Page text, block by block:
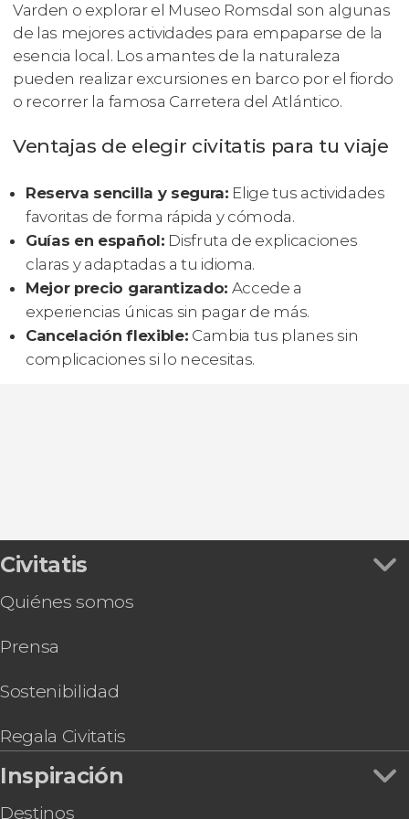
Varden o explorar el Museo Romsdal son algunas
de las mejores actividades para empaparse de la
esencia local. Los amantes de la naturaleza
pueden realizar excursiones en barco por el fiordo
o recorrer la famosa Carretera del Atlántico.
Ventajas de elegir civitatis para tu viaje
Reserva sencilla y segura: Elige tus actividades
favoritas de forma rápida y cómoda.
Guías en español: Disfruta de explicaciones
claras y adaptadas a tu idioma.
Mejor precio garantizado: Accede a
experiencias únicas sin pagar de más.
Cancelación flexible: Cambia tus planes sin
complicaciones si lo necesitas.
Civitatis
Quiénes somos
Prensa
Sostenibilidad
Regala Civitatis
Inspiración
Destinos